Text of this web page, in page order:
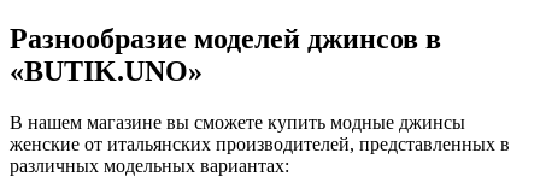
Разнообразие моделей джинсов в
«BUTIK.UNO»
В нашем магазине вы сможете купить модные джинсы
женские от итальянских производителей, представленных в
различных модельных вариантах: